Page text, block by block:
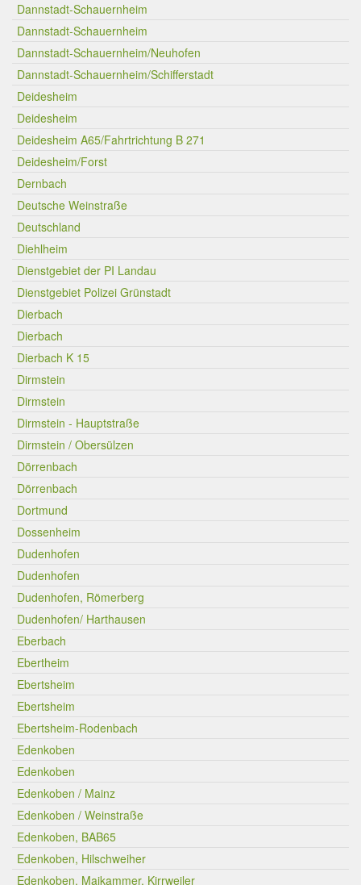
Dannstadt-Schauernheim
Dannstadt-Schauernheim
Dannstadt-Schauernheim/Neuhofen
Dannstadt-Schauernheim/Schifferstadt
Deidesheim
Deidesheim
Deidesheim A65/Fahrtrichtung B 271
Deidesheim/Forst
Dernbach
Deutsche Weinstraße
Deutschland
Diehlheim
Dienstgebiet der PI Landau
Dienstgebiet Polizei Grünstadt
Dierbach
Dierbach
Dierbach K 15
Dirmstein
Dirmstein
Dirmstein - Hauptstraße
Dirmstein / Obersülzen
Dörrenbach
Dörrenbach
Dortmund
Dossenheim
Dudenhofen
Dudenhofen
Dudenhofen, Römerberg
Dudenhofen/ Harthausen
Eberbach
Ebertheim
Ebertsheim
Ebertsheim
Ebertsheim-Rodenbach
Edenkoben
Edenkoben
Edenkoben / Mainz
Edenkoben / Weinstraße
Edenkoben, BAB65
Edenkoben, Hilschweiher
Edenkoben, Maikammer, Kirrweiler